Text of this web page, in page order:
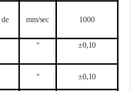
de mm/sec 1000
° ±0,10
° ±0,10